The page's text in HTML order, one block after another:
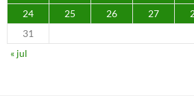
24
25 26 27
31
« jul